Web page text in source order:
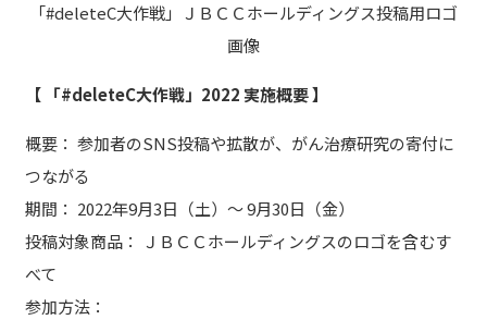
「#deleteC大作戦」ＪＢＣＣホールディングス投稿用ロゴ
画像
【 「#deleteC大作戦」2022 実施概要 】
概要： 参加者のSNS投稿や拡散が、がん治療研究の寄付に
つながる
期間： 2022年9月3日（土）～ 9月30日（金）
投稿対象商品： ＪＢＣＣホールディングスのロゴを含むす
べて
参加方法：